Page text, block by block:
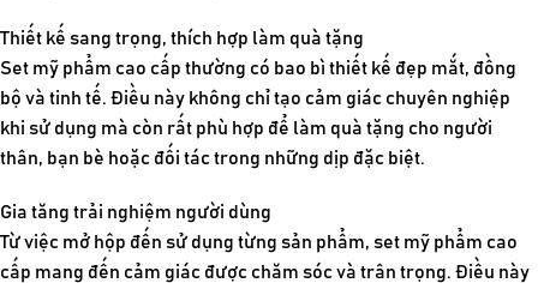
Thiết kế sang trọng, thích hợp làm quà tặng
Set mỹ phẩm cao cấp thường có bao bì thiết kế đẹp mắt, đồng
bộ và tinh tế. Điều này không chỉ tạo cảm giác chuyên nghiệp
khi sử dụng mà còn rất phù hợp để làm quà tặng cho người
thân, bạn bè hoặc đối tác trong những dịp đặc biệt.
Gia tăng trải nghiệm người dùng
Từ việc mở hộp đến sử dụng từng sản phẩm, set mỹ phẩm cao
cấp mang đến cảm giác được chăm sóc và trân trọng. Điều này